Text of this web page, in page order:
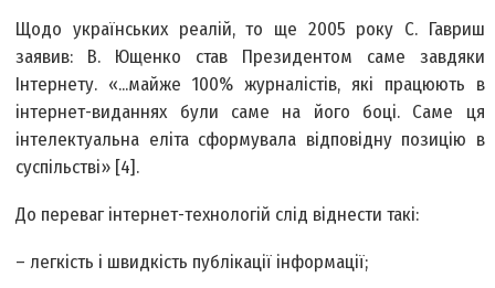
Щодо українських реалій, то ще 2005 року С. Гавриш
заявив: В. Ющенко став Президентом саме завдяки
Інтернету. «...майже 100% журналістів, які працюють в
інтернет-виданнях були саме на його боці. Саме ця
інтелектуальна еліта сформувала відповідну позицію в
суспільстві» [4].
До переваг інтернет-технологій слід віднести такі:
– легкість і швидкість публікації інформації;